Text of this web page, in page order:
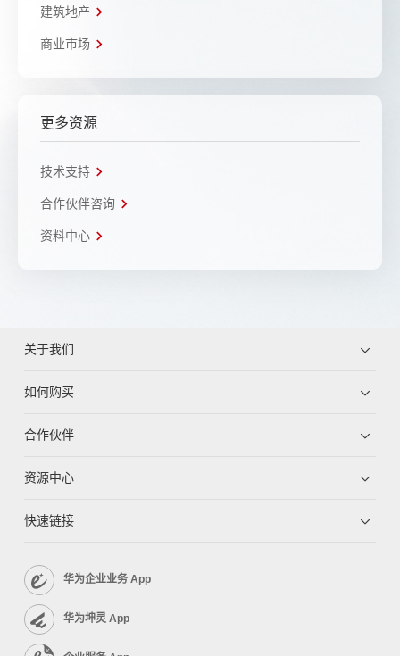
建筑地产
商业市场
更多资源
技术支持
合作伙伴咨询
资料中心
关于我们
如何购买
合作伙伴
资源中心
快速链接
华为企业业务 App
华为坤灵 App